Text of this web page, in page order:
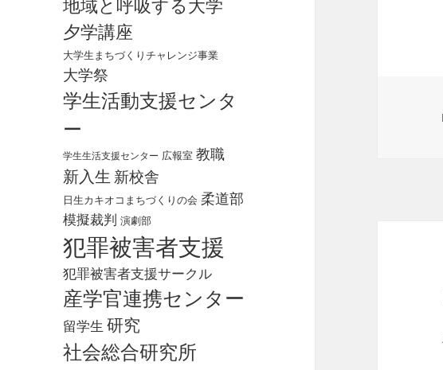
地域と呼吸する大学
夕学講座
大学生まちづくりチャレンジ事業
大学祭
学生活動支援センタ
ー
学生生活支援センター 広報室 教職
新入生 新校舎
日生カキオコまちづくりの会 柔道部
模擬裁判 演劇部
犯罪被害者支援
犯罪被害者支援サークル
産学官連携センター
留学生 研究
社会総合研究所